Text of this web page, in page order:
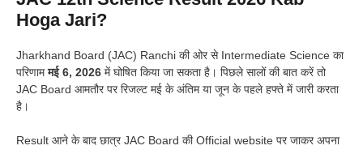
Hoga Jari?
Jharkhand Board (JAC) Ranchi की ओर से Intermediate Science का
परिणाममई 6, 2026 में घोषित किया जा सकता है। पिछले सालों की बात करें तो
JAC Board आमतौर पर रिजल्ट मई के अंतिम या जून के पहले हफ्ते में जारी करता
है।
Result आने के बाद छात्र JAC Board की Official website पर जाकर अपना